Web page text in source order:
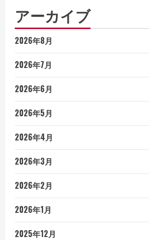
アーカイブ
2026年8月
2026年7月
2026年6月
2026年5月
2026年4月
2026年3月
2026年2月
2026年1月
2025年12月